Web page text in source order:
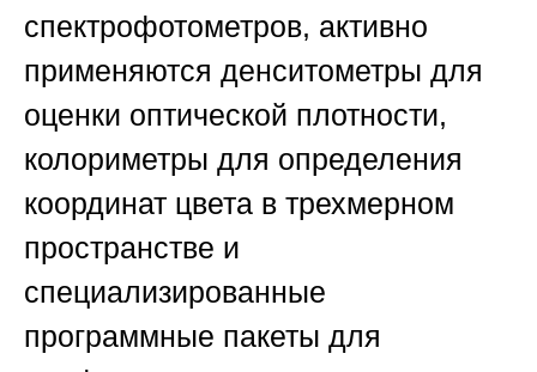
спектрофотометров, активно
применяются денситометры для
оценки оптической плотности,
колориметры для определения
координат цвета в трехмерном
пространстве и
специализированные
программные пакеты для